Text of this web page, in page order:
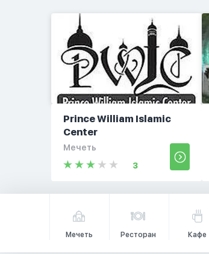
Prince William Islamic
Center
Мечеть
3
Мечеть Ресторан Кафе